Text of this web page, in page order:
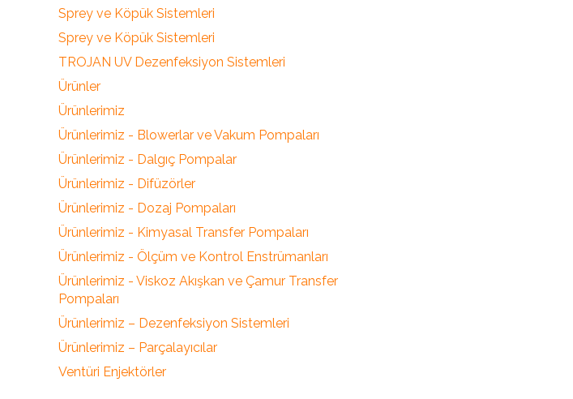
Sprey ve Köpük Sistemleri
Sprey ve Köpük Sistemleri
TROJAN UV Dezenfeksiyon Sistemleri
Ürünler
Ürünlerimiz
Ürünlerimiz - Blowerlar ve Vakum Pompaları
Ürünlerimiz - Dalgıç Pompalar
Ürünlerimiz - Difüzörler
Ürünlerimiz - Dozaj Pompaları
Ürünlerimiz - Kimyasal Transfer Pompaları
Ürünlerimiz - Ölçüm ve Kontrol Enstrümanları
Ürünlerimiz - Viskoz Akışkan ve Çamur Transfer
Pompaları
Ürünlerimiz – Dezenfeksiyon Sistemleri
Ürünlerimiz – Parçalayıcılar
Ventüri Enjektörler